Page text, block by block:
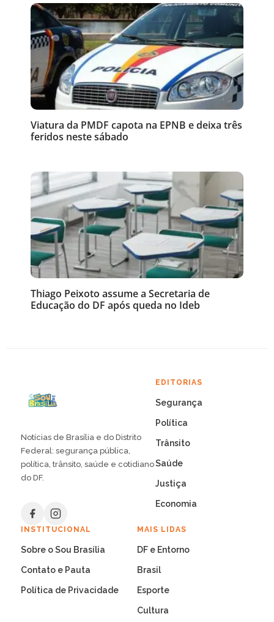
Viatura da PMDF capota na EPNB e deixa três
feridos neste sábado
Thiago Peixoto assume a Secretaria de
Educação do DF após queda no Ideb
Notícias de Brasília e do Distrito
Federal: segurança pública,
política, trânsito, saúde e cotidiano
do DF.
EDITORIAS
Segurança
Política
Trânsito
Saúde
Justiça
Economia
INSTITUCIONAL
Sobre o Sou Brasília
Contato e Pauta
Política de Privacidade
MAIS LIDAS
DF e Entorno
Brasil
Esporte
Cultura